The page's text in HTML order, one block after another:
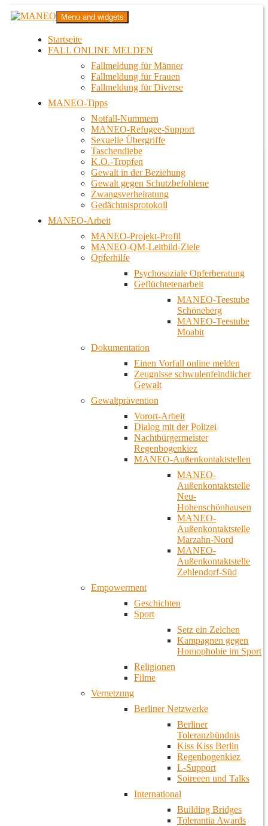
Zum
InhaltMANEO
Das schwule Anti-Gewalt-Projekt in Berlin
Menu and widgets
Startseite
FALL ONLINE MELDEN
Fallmeldung für Männer
Fallmeldung für Frauen
Fallmeldung für Diverse
MANEO-Tipps
Notfall-Nummern
MANEO-Refugee-Support
Sexuelle Übergriffe
Taschendiebe
K.O.-Tropfen
Gewalt in der Beziehung
Gewalt gegen Schutzbefohlene
Zwangsverheiratung
Gedächtnisprotokoll
MANEO-Arbeit
MANEO-Projekt-Profil
MANEO-QM-Leitbild-Ziele
Opferhilfe
Psychosoziale Opferberatung
Geflüchtetenarbeit
MANEO-Teestube
Schöneberg
MANEO-Teestube
Moabit
Dokumentation
Einen Vorfall online melden
Zeugnisse schwulenfeindlicher
Gewalt
Gewaltprävention
Vorort-Arbeit
Dialog mit der Polizei
Nachtbürgermeister
Regenbogenkiez
MANEO-Außenkontaktstellen
MANEO-
Außenkontaktstelle
Neu-
Hohenschönhausen
MANEO-
Außenkontaktstelle
Marzahn-Nord
MANEO-
Außenkontaktstelle
Zehlendorf-Süd
Empowerment
Geschichten
Sport
Setz ein Zeichen
Kampagnen gegen
Homophobie im Sport
Religionen
Filme
Vernetzung
Berliner Netzwerke
Berliner
Toleranzbündnis
Kiss Kiss Berlin
Regenbogenkiez
L-Support
Soireeen und Talks
International
Building Bridges
Tolerantia Awards